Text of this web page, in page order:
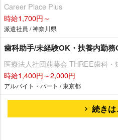
Career Place Plus
時給1,700円～
派遣社員 / 神奈川県
歯科助手/未経験OK・扶養内勤
医療法人社団萠藤会 THREE歯科・
時給1,400円～2,000円
アルバイト・パート / 東京都
続きは